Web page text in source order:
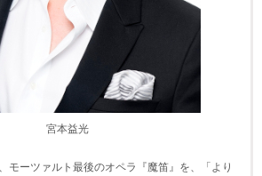
宮本益光
モーツァルト最後のオペラ『魔笛』を、「より